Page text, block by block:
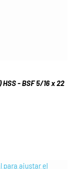
- BSF 5/16 x 22